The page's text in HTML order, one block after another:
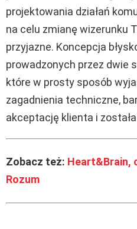
projektowania działań
na celu zmianę wizerunku
przyjazne. Koncepcja
prowadzonych przez dwie
które w prosty sposób
zagadnienia techniczne,
akceptację klienta i
Zobacz też: Heart&Brain,
Rozum